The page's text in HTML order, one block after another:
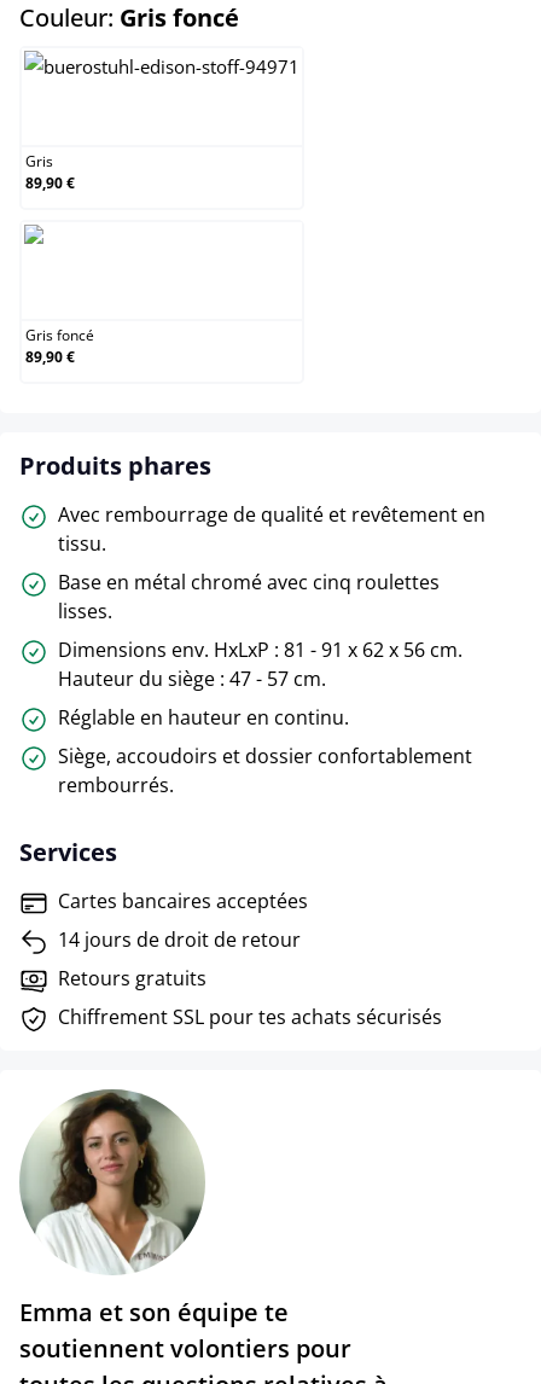
Couleur: Gris foncé
Gris
89,90 €
Gris foncé
89,90 €
Produits phares
Avec rembourrage de qualité et revêtement en
tissu.
Base en métal chromé avec cinq roulettes
lisses.
Dimensions env. HxLxP : 81 - 91 x 62 x 56 cm.
Hauteur du siège : 47 - 57 cm.
Réglable en hauteur en continu.
Siège, accoudoirs et dossier confortablement
rembourrés.
Services
Cartes bancaires acceptées
14 jours de droit de retour
Retours gratuits
Chiffrement SSL pour tes achats sécurisés
Emma et son équipe te
soutiennent volontiers pour